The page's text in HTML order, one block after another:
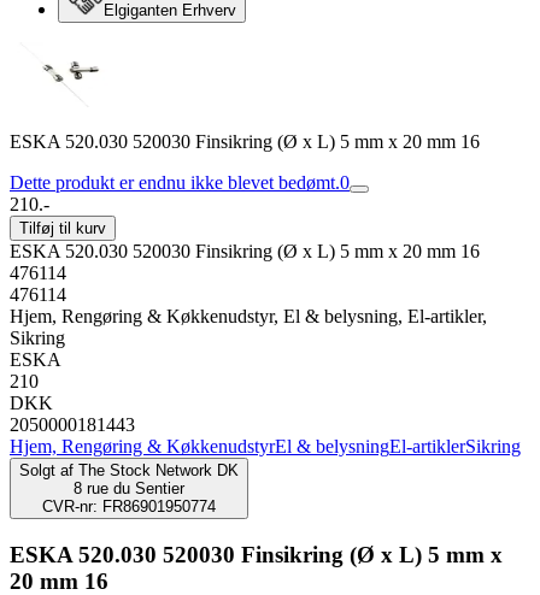
Elgiganten Erhverv
ESKA 520.030 520030 Finsikring (Ø x L) 5 mm x 20 mm 16
Dette produkt er endnu ikke blevet bedømt.0
210.-
Tilføj til kurv
ESKA 520.030 520030 Finsikring (Ø x L) 5 mm x 20 mm 16
476114
476114
Hjem, Rengøring & Køkkenudstyr, El & belysning, El-artikler,
Sikring
ESKA
210
DKK
2050000181443
Hjem, Rengøring & KøkkenudstyrEl & belysningEl-artiklerSikring
Solgt af The Stock Network DK
8 rue du Sentier
CVR-nr: FR86901950774
ESKA 520.030 520030 Finsikring (Ø x L) 5 mm x
20 mm 16